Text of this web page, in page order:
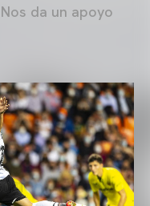
da un apoyo